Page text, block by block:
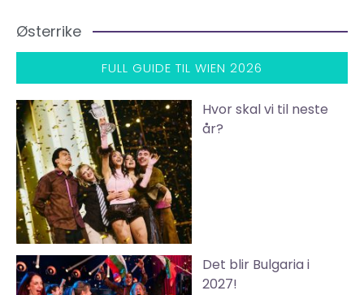
Østerrike
FULL GUIDE TIL WIEN 2026
Hvor skal vi til neste
år?
Det blir Bulgaria i
2027!